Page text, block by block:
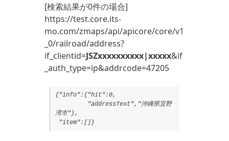
[検索結果が0件の場合]
https://test.core.its-
mo.com/zmaps/api/apicore/core/v1
_0/railroad/address?
if_clientid=JSZxxxxxxxxxx|xxxxx&if
_auth_type=ip&addrcode=47205
{"info":{"hit":0,
"addressText","沖縄県宜野
湾市"},
"item":[]}